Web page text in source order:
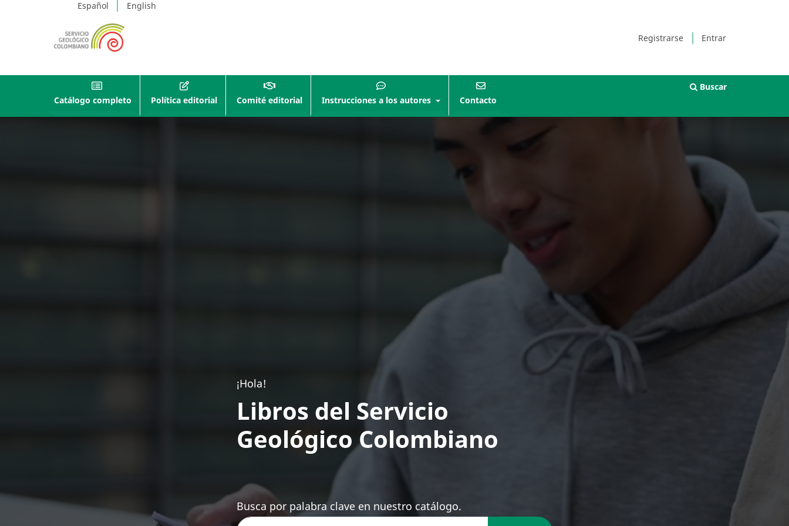
Español English
Registrarse Entrar
Catálogo completo Política editorial Comité editorial Instrucciones a los autores Contacto
Buscar
¡Hola!
Libros del Servicio
Geológico Colombiano
Busca por palabra clave en nuestro catálogo.